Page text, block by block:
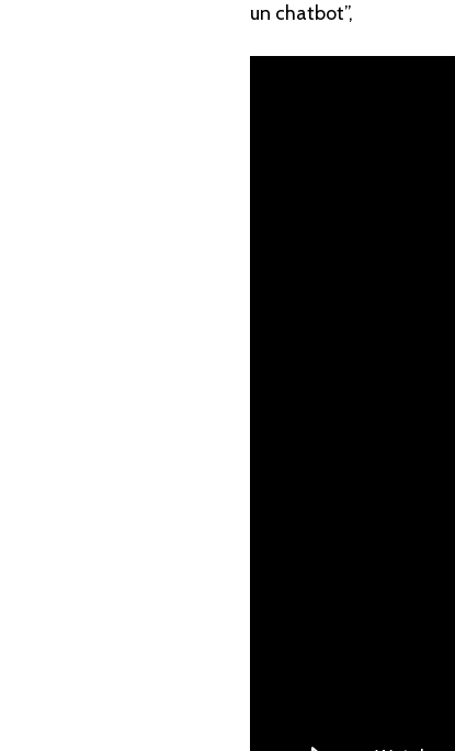
un chatbot”,